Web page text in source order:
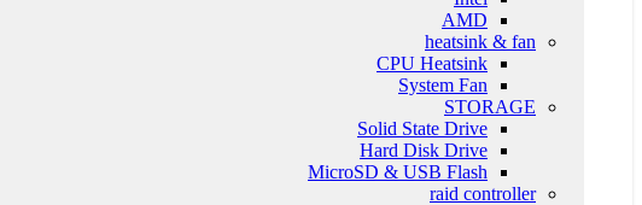
AMD
heatsink & fan
CPU Heatsink
System Fan
STORAGE
Solid State Drive
Hard Disk Drive
MicroSD & USB Flash
raid controller